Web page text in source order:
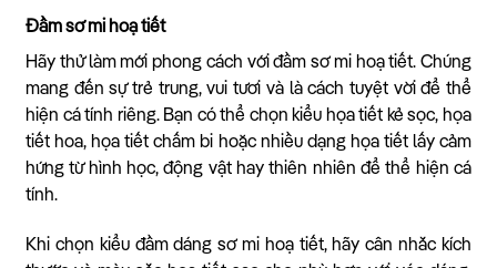
Đầm sơ mi hoạ tiết
Hãy thử làm mới phong cách với đầm sơ mi hoạ tiết. Chúng
mang đến sự trẻ trung, vui tươi và là cách tuyệt vời để thể
hiện cá tính riêng. Bạn có thể chọn kiểu họa tiết kẻ sọc, họa
tiết hoa, họa tiết chấm bi hoặc nhiều dạng họa tiết lấy cảm
hứng từ hình học, động vật hay thiên nhiên để thể hiện cá
tính.
Khi chọn kiểu đầm dáng sơ mi hoạ tiết, hãy cân nhắc kích